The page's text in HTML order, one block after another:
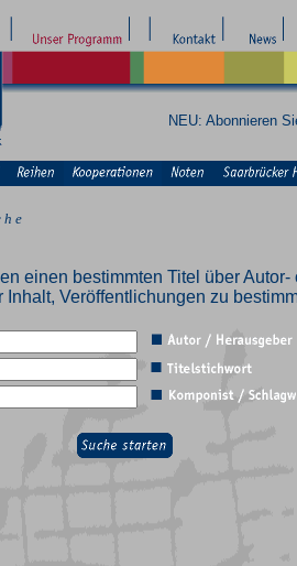
NEU: Abonnieren
h e
einen bestimmten Titel über
Inhalt, Veröffentlichungen zu